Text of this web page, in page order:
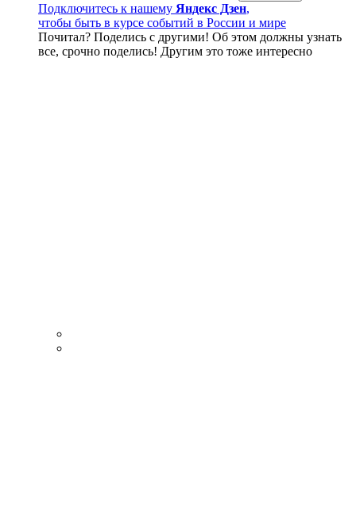
Подключитесь к нашему Яндекс Дзен,
чтобы быть в курсе событий в России и мире
Почитал? Поделись с другими! Об этом должны узнать
все, срочно поделись! Другим это тоже интересно